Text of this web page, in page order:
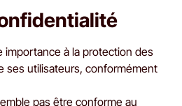
importance à la protection des
ses utilisateurs, conformément
pas être conforme au